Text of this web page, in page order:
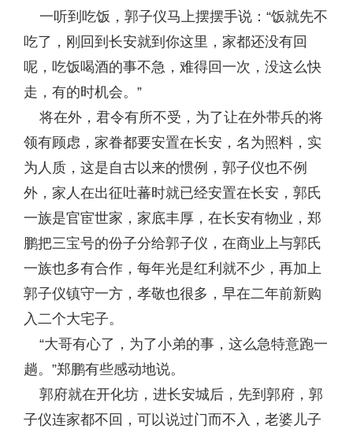
一听到吃饭，郭子仪马上摆摆手说：“饭就先不
吃了，刚回到长安就到你这里，家都还没有回
呢，吃饭喝酒的事不急，难得回一次，没这么快
走，有的时机会。”
将在外，君令有所不受，为了让在外带兵的将
领有顾虑，家眷都要安置在长安，名为照料，实
为人质，这是自古以来的惯例，郭子仪也不例
外，家人在出征吐蕃时就已经安置在长安，郭氏
一族是官宦世家，家底丰厚，在长安有物业，郑
鹏把三宝号的份子分给郭子仪，在商业上与郭氏
一族也多有合作，每年光是红利就不少，再加上
郭子仪镇守一方，孝敬也很多，早在二年前新购
入二个大宅子。
“大哥有心了，为了小弟的事，这么急特意跑一
趟。”郑鹏有些感动地说。
郭府就在开化坊，进长安城后，先到郭府，郭
子仪连家都不回，可以说过门而不入，老婆儿子